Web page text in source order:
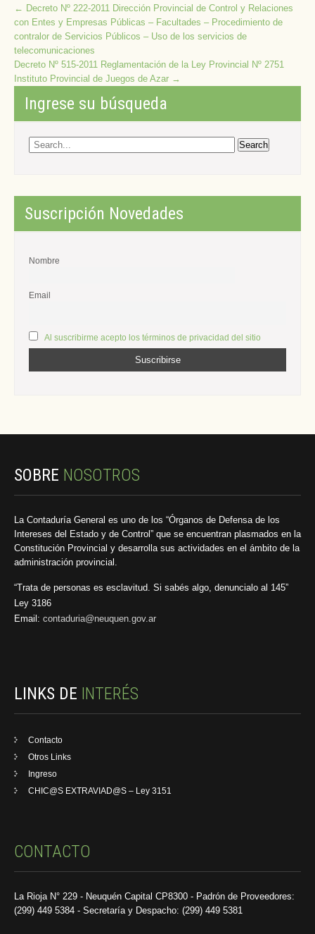
Post
navigation
← Decreto Nº 222-2011 Dirección Provincial de Control y Relaciones
con Entes y Empresas Públicas – Facultades – Procedimiento de
contralor de Servicios Públicos – Uso de los servicios de
telecomunicaciones
Decreto Nº 515-2011 Reglamentación de la Ley Provincial Nº 2751
Instituto Provincial de Juegos de Azar →
Ingrese su búsqueda
Suscripción Novedades
Nombre
Email
Al suscribirme acepto los términos de privacidad del sitio
SOBRE NOSOTROS
La Contaduría General es uno de los “Órganos de Defensa de los
Intereses del Estado y de Control” que se encuentran plasmados en la
Constitución Provincial y desarrolla sus actividades en el ámbito de la
administración provincial.
“Trata de personas es esclavitud. Si sabés algo, denuncialo al 145”
Ley 3186
Email: contaduria@neuquen.gov.ar
LINKS DE INTERÉS
Contacto
Otros Links
Ingreso
CHIC@S EXTRAVIAD@S – Ley 3151
CONTACTO
La Rioja N° 229 - Neuquén Capital CP8300 - Padrón de Proveedores:
(299) 449 5384 - Secretaría y Despacho: (299) 449 5381